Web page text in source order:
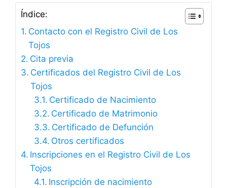
Índice:
Contacto con el Registro Civil de Los
Tojos
Cita previa
Certificados del Registro Civil de Los
Tojos
Certificado de Nacimiento
Certificado de Matrimonio
Certificado de Defunción
Otros certificados
Inscripciones en el Registro Civil de Los
Tojos
Inscripción de nacimiento